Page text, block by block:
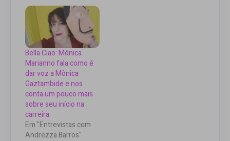
Bella Ciao: Mônica
Marianno fala como é
dar voz a Mônica
Gaztambide e nos
conta um pouco mais
sobre seu início na
carreira
Em "Entrevistas com
Andrezza Barros"